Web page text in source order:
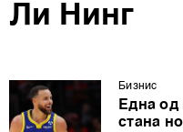
Ли Нинг
Бизнис
Една од
стана